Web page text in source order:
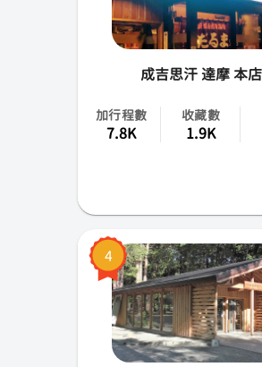
成吉思汗 達摩 本店
加行程數
7.8K
收藏數
1.9K
4